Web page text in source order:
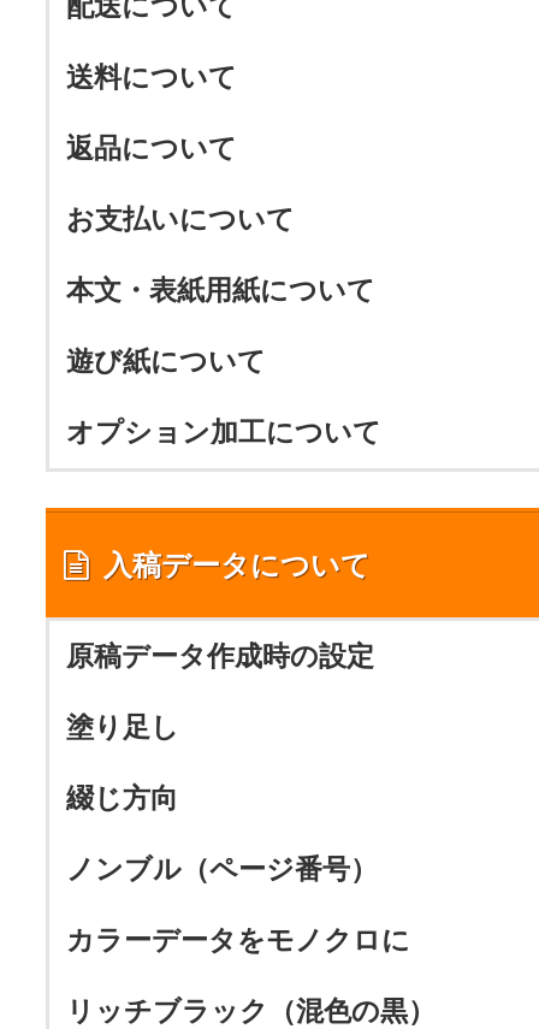
配送について
送料について
返品について
お支払いについて
本文・表紙用紙について
遊び紙について
オプション加工について
入稿データについて
原稿データ作成時の設定
塗り足し
綴じ方向
ノンブル（ページ番号）
カラーデータをモノクロに
リッチブラック（混色の黒）